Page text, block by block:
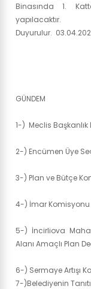
Binasında 1.
yapılacaktır.
Duyurulur.
GÜNDEM
1-) Meclis
2-) Encümen Üye
3-) Plan ve Bütçe
4-) İmar Komisyonu
5-) İncirliova
Alanı Amaçlı Plan
6-) Sermaye Artışı
7-)Belediyenin